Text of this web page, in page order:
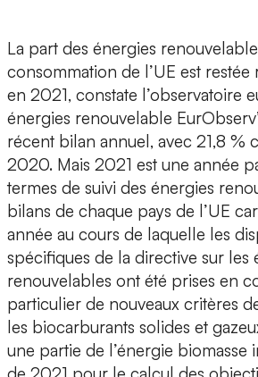
La part des énergies
consommation de l’UE est restée
en 2021, constate l’observatoire
énergies renouvelable
récent bilan annuel, avec 21,8 %
2020. Mais 2021 est une année
termes de suivi des énergies
bilans de chaque pays de l’UE
année au cours de laquelle les
spécifiques de la directive sur les
renouvelables ont été prises en
particulier de nouveaux critères
les biocarburants solides et
une partie de l’énergie biomasse